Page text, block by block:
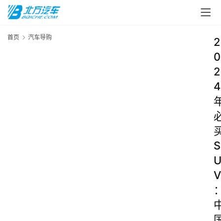
首页 汽车导购
2
0
2
4
S
U
V